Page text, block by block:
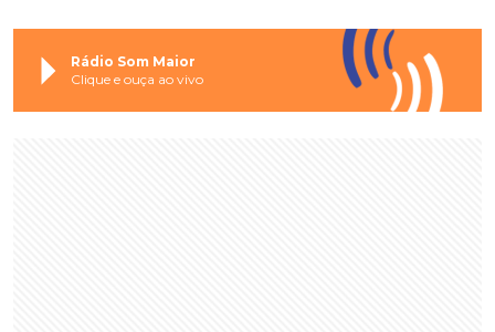
Rádio Som Maior
Clique e ouça ao vivo